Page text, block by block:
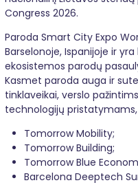
Congress 2026.
Paroda Smart City Expo
Barselonoje, Ispanijoje ir
ekosistemos parodų
Kasmet paroda auga ir
tinklaveikai, verslo
technologijų
Tomorrow Mobility;
Tomorrow Building;
Tomorrow Blue
Barcelona Deeptech